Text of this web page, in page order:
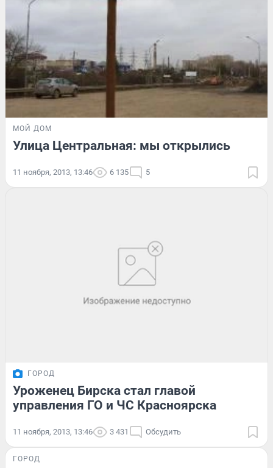
МОЙ ДОМ
Улица Центральная: мы открылись
11 ноября, 2013, 13:46 6 135 5
ГОРОД
Уроженец Бирска стал главой
управления ГО и ЧС Красноярска
11 ноября, 2013, 13:46 3 431 Обсудить
ГОРОД